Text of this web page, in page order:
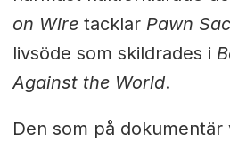
on Wiretacklar Pawn
livsöde som skildrades i
Against the World.
Den som på dokumentär